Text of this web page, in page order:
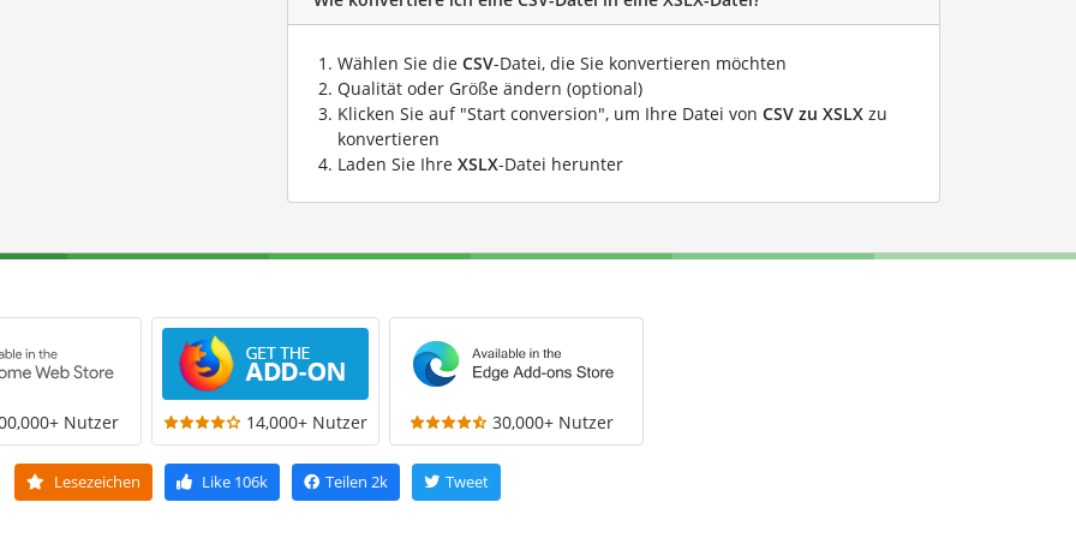
Wählen Sie die CSV-Datei, die Sie konvertieren möchten
Qualität oder Größe ändern (optional)
Klicken Sie auf "Start conversion", um Ihre Datei von CSV zu XSLX zu
konvertieren
Laden Sie Ihre XSLX-Datei herunter
Nutzer 14,000+ Nutzer 30,000+ Nutzer
Lesezeichen Like106k Teilen 2k Tweet